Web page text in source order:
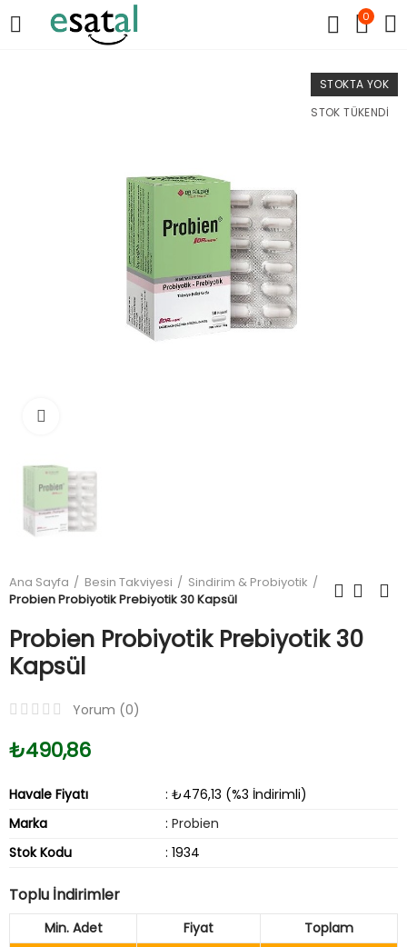
0
STOKTA YOK
STOK TÜKENDI
Ana Sayfa Besin Takviyesi
Sindirim & Probiyotik
Probien Probiyotik Prebiyotik 30 Kapsül
Probien Probiyotik Prebiyotik 30
Kapsül
Yorum (0)
₺490,86
Havale Fiyatı
: ₺476,13 (%3 İndirimli)
Marka
: Probien
Stok Kodu
: 1934
Toplu İndirimler
Min. Adet Fiyat
Toplam